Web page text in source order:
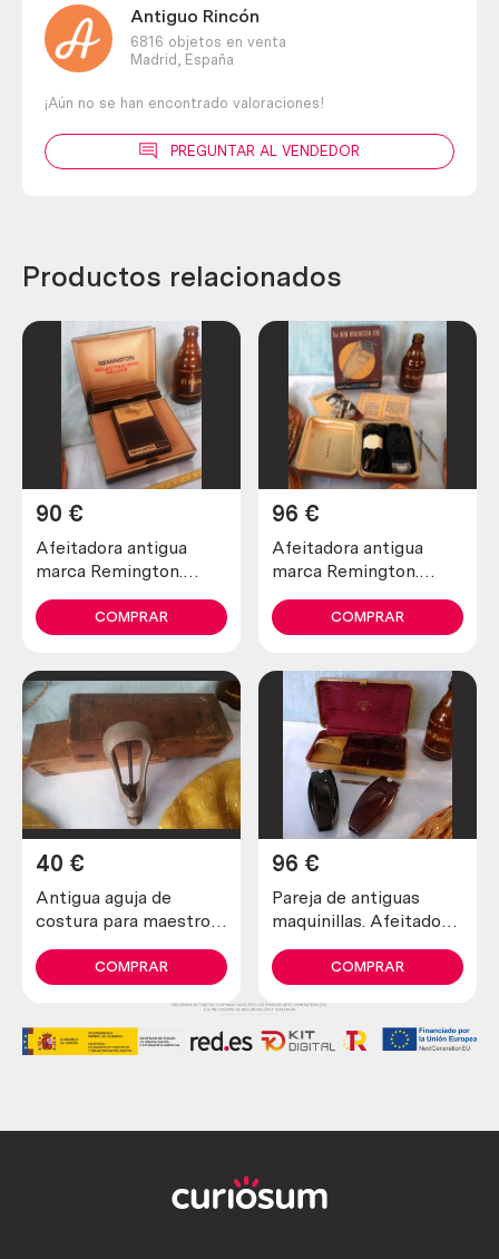
Antiguo Rincón
6816 objetos en venta
Madrid,
España
¡Aún no se han encontrado valoraciones!
PREGUNTAR AL VENDEDOR
Productos relacionados
Afeitadora antigua
marca Remington.
colección
90 €
COMPRAR
Afeitadora antigua
marca Remington.
colección
96 €
COMPRAR
Antigua aguja de
costura para maestros
Años 30
40 €
COMPRAR
Pareja de antiguas
maquinillas. Afeitadora
schick.
96 €
COMPRAR